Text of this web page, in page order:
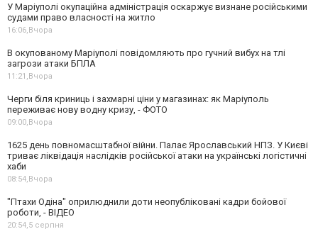
У Маріуполі окупаційна адміністрація оскаржує визнане російськими
судами право власності на житло
16:06,Вчора
В окупованому Маріуполі повідомляють про гучний вибух на тлі
загрози атаки БПЛА
11:21,Вчора
Черги біля криниць і захмарні ціни у магазинах: як Маріуполь
переживає нову водну кризу, - ФОТО
09:00,Вчора
1625 день повномасштабної війни. Палає Ярославський НПЗ. У Києві
триває ліквідація наслідків російської атаки на українські логістичні
хаби
08:54,Вчора
"Птахи Одіна" оприлюднили доти неопубліковані кадри бойової
роботи, - ВІДЕО
20:54,5 серпня